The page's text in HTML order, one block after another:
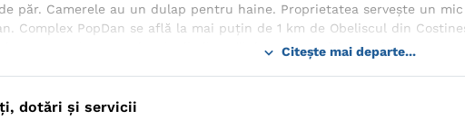
păr. Camerele au un dulap pentru haine. Proprietatea servește un
Complex PopDan se află la mai puțin de 1 km de Obeliscul din
Aeroportul Internaţional Mihail Kogălniceanu se află la 53 km.
Citește mai departe...
dotări și servicii